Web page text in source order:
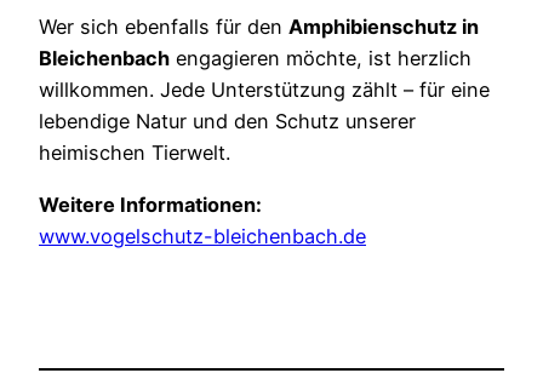
Wer sich ebenfalls für den Amphibienschutz in
Bleichenbach engagieren möchte, ist herzlich
willkommen. Jede Unterstützung zählt – für eine
lebendige Natur und den Schutz unserer
heimischen Tierwelt.
Weitere Informationen:
www.vogelschutz-bleichenbach.de